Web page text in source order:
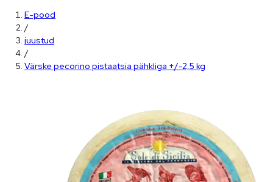
E-pood
/
juustud
/
Värske pecorino pistaatsia pähkliga +/-2,5 kg